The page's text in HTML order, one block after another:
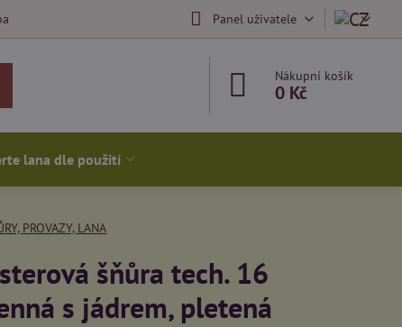
Panel uživatele
Nákupní košík
0 Kč
lana dle použití
PROVAZY, LANA
šňůra tech. 16
s jádrem, pletená